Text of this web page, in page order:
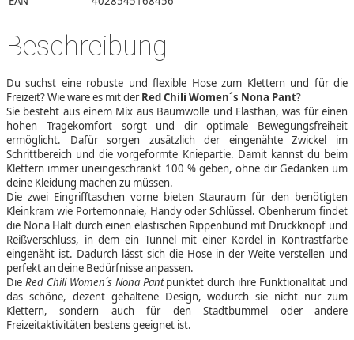
Beschreibung
Du suchst eine robuste und flexible Hose zum Klettern und für die
Freizeit? Wie wäre es mit derRed Chili Women´s Nona Pant?
Sie besteht aus einem Mix aus Baumwolle und Elasthan, was für einen
hohen Tragekomfort sorgt und dir optimale Bewegungsfreiheit
ermöglicht. Dafür sorgen zusätzlich der eingenähte Zwickel im
Schrittbereich und die vorgeformte Kniepartie. Damit kannst du beim
Klettern immer uneingeschränkt 100 % geben, ohne dir Gedanken um
deine Kleidung machen zu müssen.
Die zwei Eingrifftaschen vorne bieten Stauraum für den benötigten
Kleinkram wie Portemonnaie, Handy oder Schlüssel. Obenherum findet
die Nona Halt durch einen elastischen Rippenbund mit Druckknopf und
Reißverschluss, in dem ein Tunnel mit einer Kordel in Kontrastfarbe
eingenäht ist. Dadurch lässt sich die Hose in der Weite verstellen und
perfekt an deine Bedürfnisse anpassen.
Die Red Chili Women´s Nona Pantpunktet durch ihre Funktionalität und
das schöne, dezent gehaltene Design, wodurch sie nicht nur zum
Klettern, sondern auch für den Stadtbummel oder andere
Freizeitaktivitäten bestens geeignet ist.